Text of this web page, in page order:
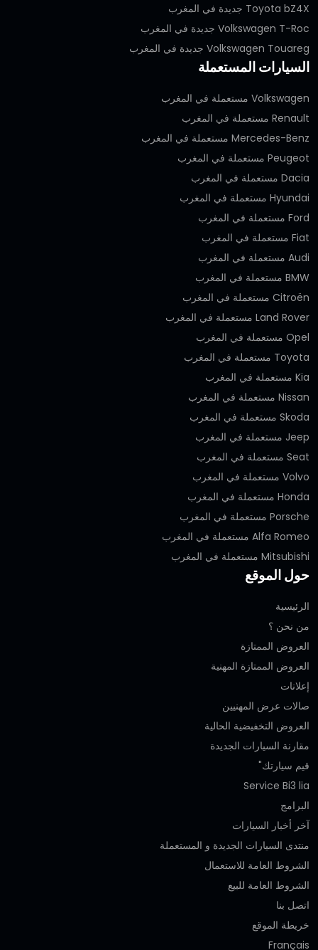
Toyota bZ4X جديدة في المغرب
Volkswagen T-Roc جديدة في المغرب
Volkswagen Touareg جديدة في المغرب
السيارات المستعملة
Volkswagen مستعملة في المغرب
Renault مستعملة في المغرب
Mercedes-Benz مستعملة في المغرب
Peugeot مستعملة في المغرب
Dacia مستعملة في المغرب
Hyundai مستعملة في المغرب
Ford مستعملة في المغرب
Fiat مستعملة في المغرب
Audi مستعملة في المغرب
BMW مستعملة في المغرب
Citroën مستعملة في المغرب
Land Rover مستعملة في المغرب
Opel مستعملة في المغرب
Toyota مستعملة في المغرب
Kia مستعملة في المغرب
Nissan مستعملة في المغرب
Skoda مستعملة في المغرب
Jeep مستعملة في المغرب
Seat مستعملة في المغرب
Volvo مستعملة في المغرب
Honda مستعملة في المغرب
Porsche مستعملة في المغرب
Alfa Romeo مستعملة في المغرب
Mitsubishi مستعملة في المغرب
حول الموقع
الرئيسية
من نحن ؟
العروض الممتازة
العروض الممتازة المهنية‎
إعلانات
صالات عرض المهنيين
العروض التخفيضية الحالية
مقارنة السيارات الجديدة
قيم سيارتك"
Service Bi3 lia
البرامج
آخر أخبار السيارات
منتدى السيارات الجديدة و المستعملة
الشروط العامة للاستعمال
الشروط العامة للبيع
اتصل بنا
خريطة الموقع
Français